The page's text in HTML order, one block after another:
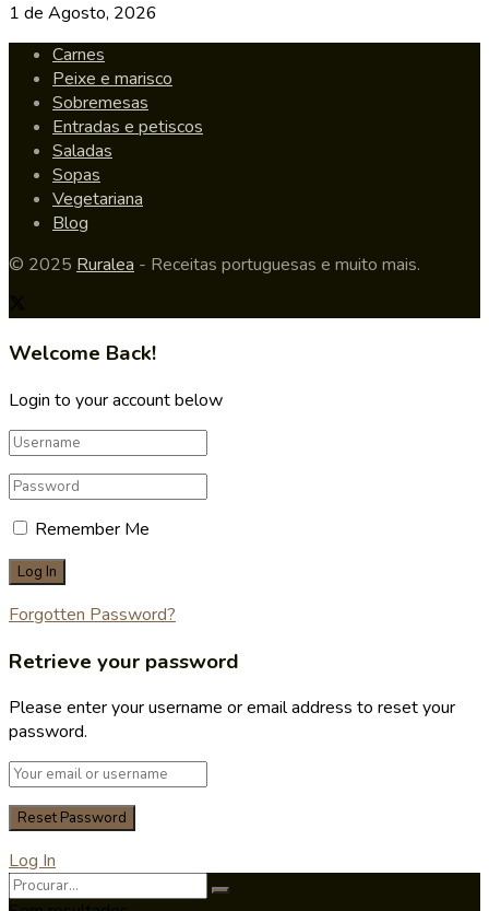
1 de Agosto, 2026
Carnes
Peixe e marisco
Sobremesas
Entradas e petiscos
Saladas
Sopas
Vegetariana
Blog
© 2025 Ruralea - Receitas portuguesas e muito mais.
Welcome Back!
Login to your account below
Remember Me
Forgotten Password?
Retrieve your password
Please enter your username or email address to reset your
password.
Log In